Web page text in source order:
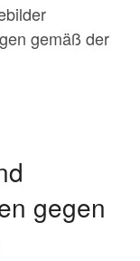
gemäß der
gegen